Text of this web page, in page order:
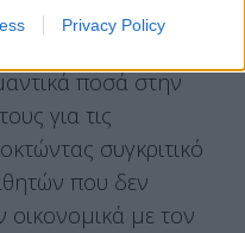
Privacy Policy
εκπαίδευση. Οι
ποσά στην
για τις
συγκριτικό
που δεν
με τον